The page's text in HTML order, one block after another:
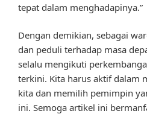
tepat dalam menghadapinya.”
Dengan demikian, sebagai
dan peduli terhadap masa
selalu mengikuti
terkini. Kita harus aktif dalam
kita dan memilih pemimpin
ini. Semoga artikel ini